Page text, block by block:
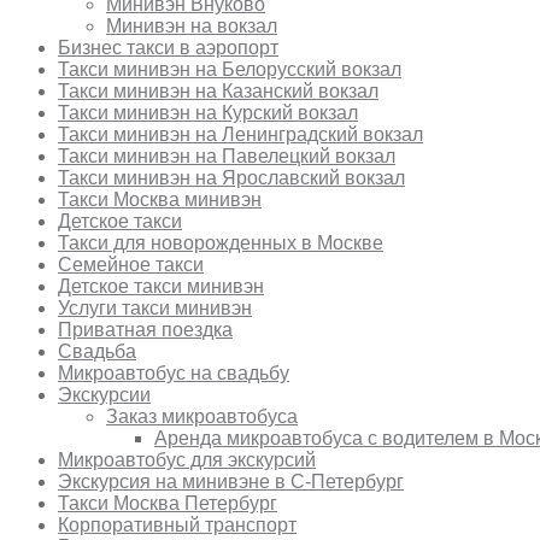
Минивэн на вокзал
Бизнес такси в аэропорт
Такси минивэн на Белорусский вокзал
Такси минивэн на Казанский вокзал
Такси минивэн на Курский вокзал
Такси минивэн на Ленинградский вокзал
Такси минивэн на Павелецкий вокзал
Такси минивэн на Ярославский вокзал
Такси Москва минивэн
Детское такси
Такси для новорожденных в Москве
Семейное такси
Детское такси минивэн
Услуги такси минивэн
Приватная поездка
Свадьба
Микроавтобус на свадьбу
Экскурсии
Заказ микроавтобуса
Аренда микроавтобуса с водителем в
Микроавтобус для экскурсий
Экскурсия на минивэне в С-Петербург
Такси Москва Петербург
Корпоративный транспорт